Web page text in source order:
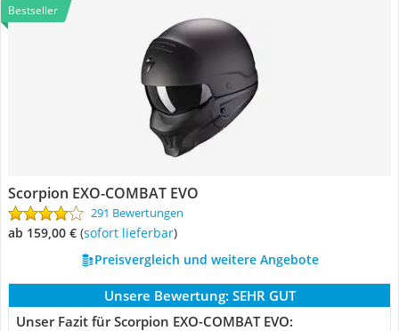
Bestseller
Scorpion EXO-COMBAT EVO
291 Bewertungen
ab 159,00 € ( Sofort lieferbar)
Preisvergleich und weitere Angebote
Unsere Bewertung: SEHR GUT
Unser Fazit für Scorpion EXO-COMBAT EVO: